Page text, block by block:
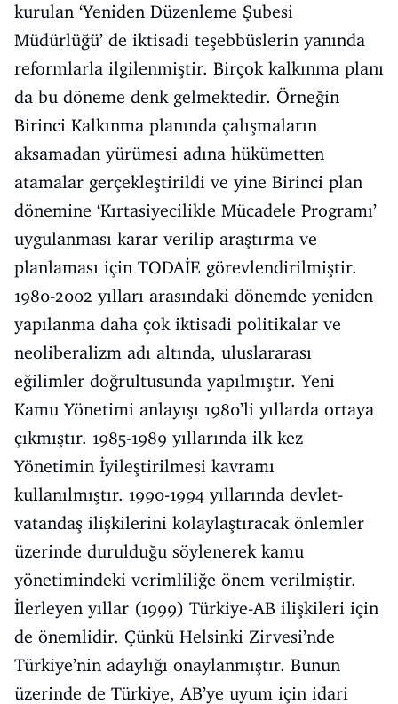
kurulan ‘Yeniden Düzenleme Şubesi
Müdürlüğü’ de iktisadi teşebbüslerin yanında
reformlarla ilgilenmiştir. Birçok kalkınma planı
da bu döneme denk gelmektedir. Örneğin
Birinci Kalkınma planında çalışmaların
aksamadan yürümesi adına hükümetten
atamalar gerçekleştirildi ve yine Birinci plan
dönemine ‘Kırtasiyecilikle Mücadele Programı’
uygulanması karar verilip araştırma ve
planlaması için TODAİE görevlendirilmiştir.
1980-2002 yılları arasındaki dönemde yeniden
yapılanma daha çok iktisadi politikalar ve
neoliberalizm adı altında, uluslararası
eğilimler doğrultusunda yapılmıştır. Yeni
Kamu Yönetimi anlayışı 1980’li yıllarda ortaya
çıkmıştır. 1985-1989 yıllarında ilk kez
Yönetimin İyileştirilmesi kavramı
kullanılmıştır. 1990-1994 yıllarında devlet-
vatandaş ilişkilerini kolaylaştıracak önlemler
üzerinde durulduğu söylenerek kamu
yönetimindeki verimliliğe önem verilmiştir.
İlerleyen yıllar (1999) Türkiye-AB ilişkileri için
de önemlidir. Çünkü Helsinki Zirvesi’nde
Türkiye’nin adaylığı onaylanmıştır. Bunun
üzerinde de Türkiye, AB’ye uyum için idari